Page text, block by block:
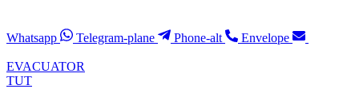
Whatsapp Telegram-plane Phone-alt Envelope
EVACUATOR
TUT